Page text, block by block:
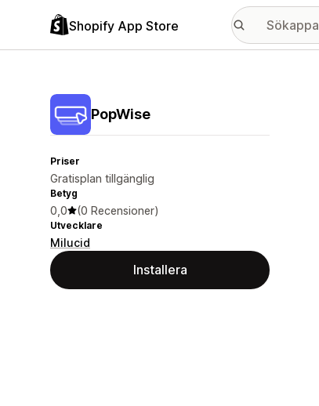
Shopify App Store
PopWise
Priser
Gratisplan tillgänglig
Betyg
0,0 (0 Recensioner)
Utvecklare
Milucid
Installera